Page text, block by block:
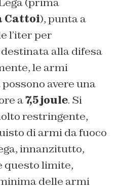
Cattoi), punta a
l’iter per
alla difesa
le armi
avere una
a7,5 joule. Si
restringente,
di armi da fuoco
innanzitutto,
questo limite,
delle armi